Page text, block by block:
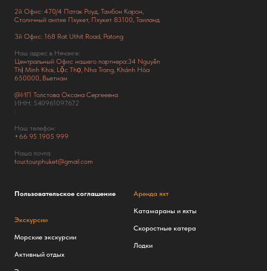
2й Офис: 470/4 Патак Роуд, Тамбон Карон,
Столичный ампхе Пхукет, Пхукет 83100, Таиланд
3й Офис: 168 Rat Uthit Road, Patong
Наш адрес в Нячанге:
Центральный Офис нашего партнера:34 Nguyễn
Thị Minh Khai, Lộc Thọ, Nha Trang, Khánh Hòa
650000, Вьетнам
@ИП Толстова Оксана Сергеевна
ИНН: 540961097672
:
Наш телефон:
+66 95 1905 999
Наша почта:
tour.tour.phuket@gmail.com
Пользовательское соглашение
Экскурсии
Морские экскурсии
Активный отдых
Аренда яхт
Катамараны и яхты
Скоростные катера
Лодки